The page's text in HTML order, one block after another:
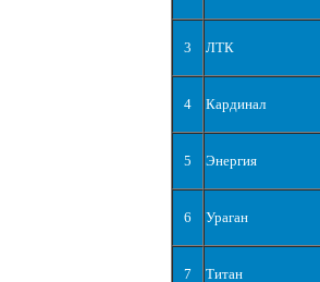
3 ЛТК
4 Кардинал
5 Энергия
6 Ураган
7 Титан